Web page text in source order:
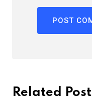
Related Post